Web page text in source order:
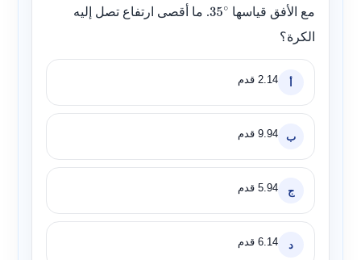
مع الأفق قياسها
35. ما أقصى ارتفاع تصل إليه
الكرة؟
أ 2.14قدم
ب 9.94قدم
ج 5.94قدم
د 6.14قدم